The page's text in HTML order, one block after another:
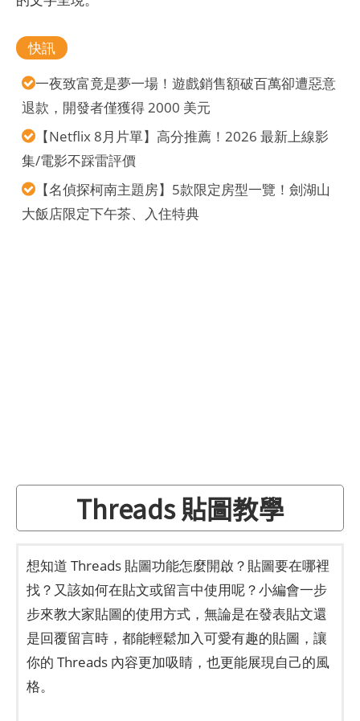
快訊
一夜致富竟是夢一場！遊戲銷售額破百萬卻遭惡意
退款，開發者僅獲得 2000 美元
【Netflix 8月片單】高分推薦！2026 最新上線影
集/電影不踩雷評價
【名偵探柯南主題房】5款限定房型一覽！劍湖山
大飯店限定下午茶、入住特典
Threads 貼圖教學
想知道 Threads 貼圖功能怎麼開啟？貼圖要在哪裡
找？又該如何在貼文或留言中使用呢？小編會一步
步來教大家貼圖的使用方式，無論是在發表貼文還
是回覆留言時，都能輕鬆加入可愛有趣的貼圖，讓
你的 Threads 內容更加吸睛，也更能展現自己的風
格。